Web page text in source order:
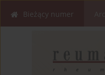
Bieżący numer